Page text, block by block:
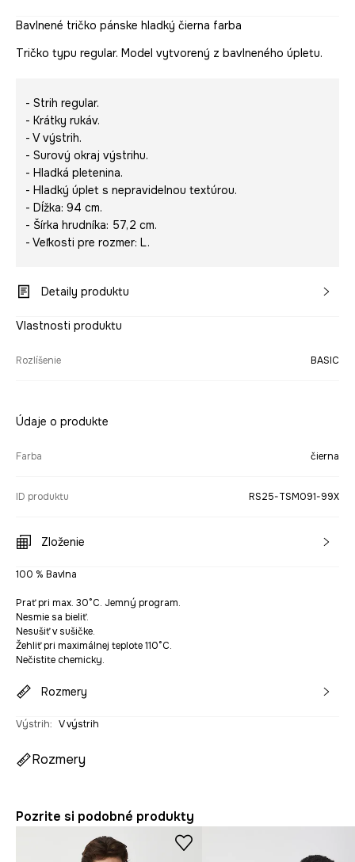
Bavlnené tričko pánske hladký čierna farba
Tričko typu regular. Model vytvorený z bavlneného úpletu.
- Strih regular.
- Krátky rukáv.
- V výstrih.
- Surový okraj výstrihu.
- Hladká pletenina.
- Hladký úplet s nepravidelnou textúrou.
- Dĺžka: 94 cm.
- Šírka hrudníka: 57,2 cm.
- Veľkosti pre rozmer: L.
Detaily produktu
Vlastnosti produktu
Rozlíšenie BASIC
Údaje o produkte
Farba čierna
ID produktu RS25-TSM091-99X
Zloženie
100 % Bavlna
Prať pri max. 30°C. Jemný program.
Nesmie sa bieliť.
Nesušiť v sušičke.
Žehliť pri maximálnej teplote 110°C.
Nečistite chemicky.
Rozmery
Výstrih: V výstrih
Rozmery
Pozrite si podobné produkty